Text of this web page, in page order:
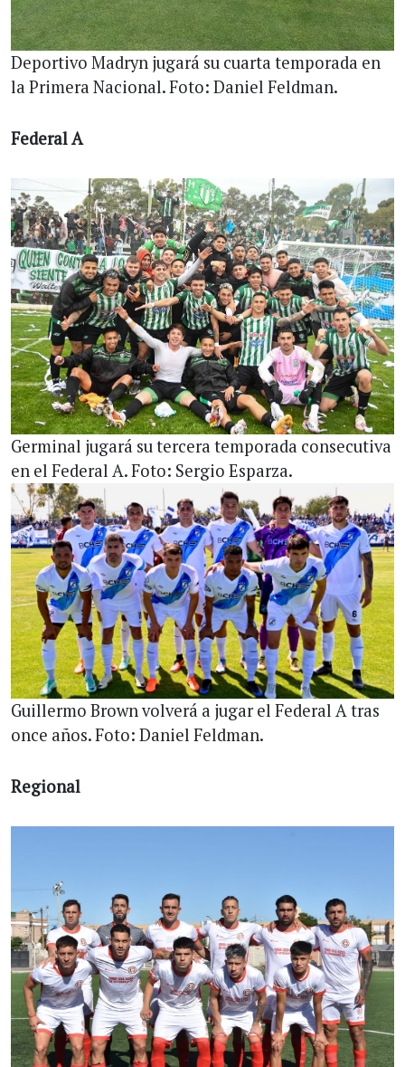
Deportivo Madryn jugará su cuarta temporada en
la Primera Nacional. Foto: Daniel Feldman.
Federal A
Germinal jugará su tercera temporada consecutiva
en el Federal A. Foto: Sergio Esparza.
Guillermo Brown volverá a jugar el Federal A tras
once años. Foto: Daniel Feldman.
Regional